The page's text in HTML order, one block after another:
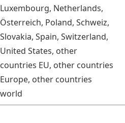
Luxembourg, Netherlands,
Österreich, Poland, Schweiz,
Slovakia, Spain, Switzerland,
United States, other
countries EU, other countries
Europe, other countries
world